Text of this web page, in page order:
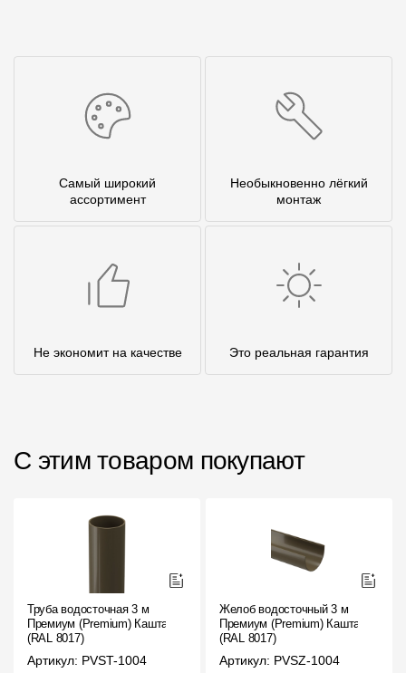
Самый широкий
ассортимент
Необыкновенно лёгкий
монтаж
Не экономит на качестве Это реальная гарантия
С этим товаром покупают
Труба водосточная 3 м
Премиум (Premium) Каштан,
(RAL 8017)
Артикул: PVST-1004
Желоб водосточный 3 м
Премиум (Premium) Каштан,
(RAL 8017)
Артикул: PVSZ-1004